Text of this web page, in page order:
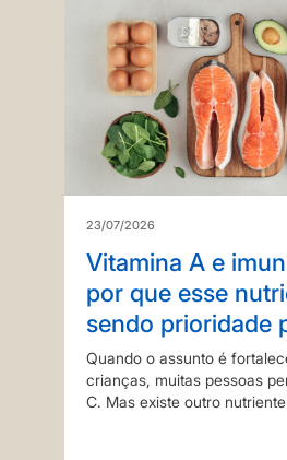
23/07/2026
Vitamina A e
por que esse
sendo prioridade
das crianças?
Quando o assunto é
crianças, muitas pessoas
C. Mas existe outro